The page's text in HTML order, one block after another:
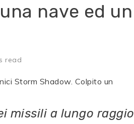
nave ed un
read
missili a lungo raggio